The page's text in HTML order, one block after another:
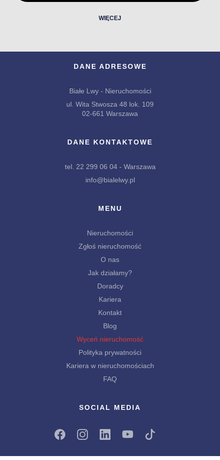
WIĘCEJ
DANE ADRESOWE
Białe Lwy - Nieruchomości
ul. Wita Stwosza 48 lok. 109
02-661 Warszawa
DANE KONTAKTOWE
tel. 22 299 06 04 - Warszawa
info@bialelwy.pl
MENU
Nieruchomości
Zgłoś nieruchomość
O nas
Jak działamy?
Doradcy
Kariera
Kontakt
Blog
Wyceń nieruchomość
Polityka prywatności
Kariera w nieruchomościach
FAQ
SOCIAL MEDIA